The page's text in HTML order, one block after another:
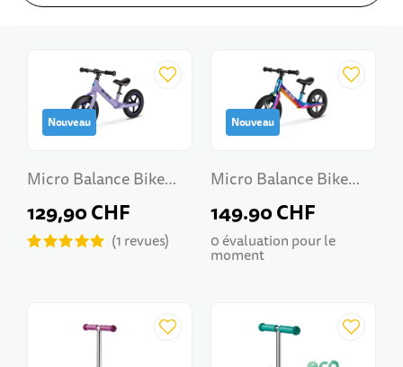
Nouveau
Micro Balance Bike
Ultra
129,90 CHF
1 revues
Nouveau
Micro Balance Bike
Ultra LED Neochrome
149.90 CHF
0 évaluation pour le
moment